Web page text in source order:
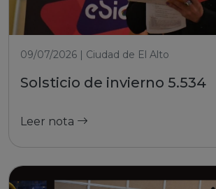
09/07/2026 | Ciudad de El Alto
Solsticio de invierno 5.534
Leer nota